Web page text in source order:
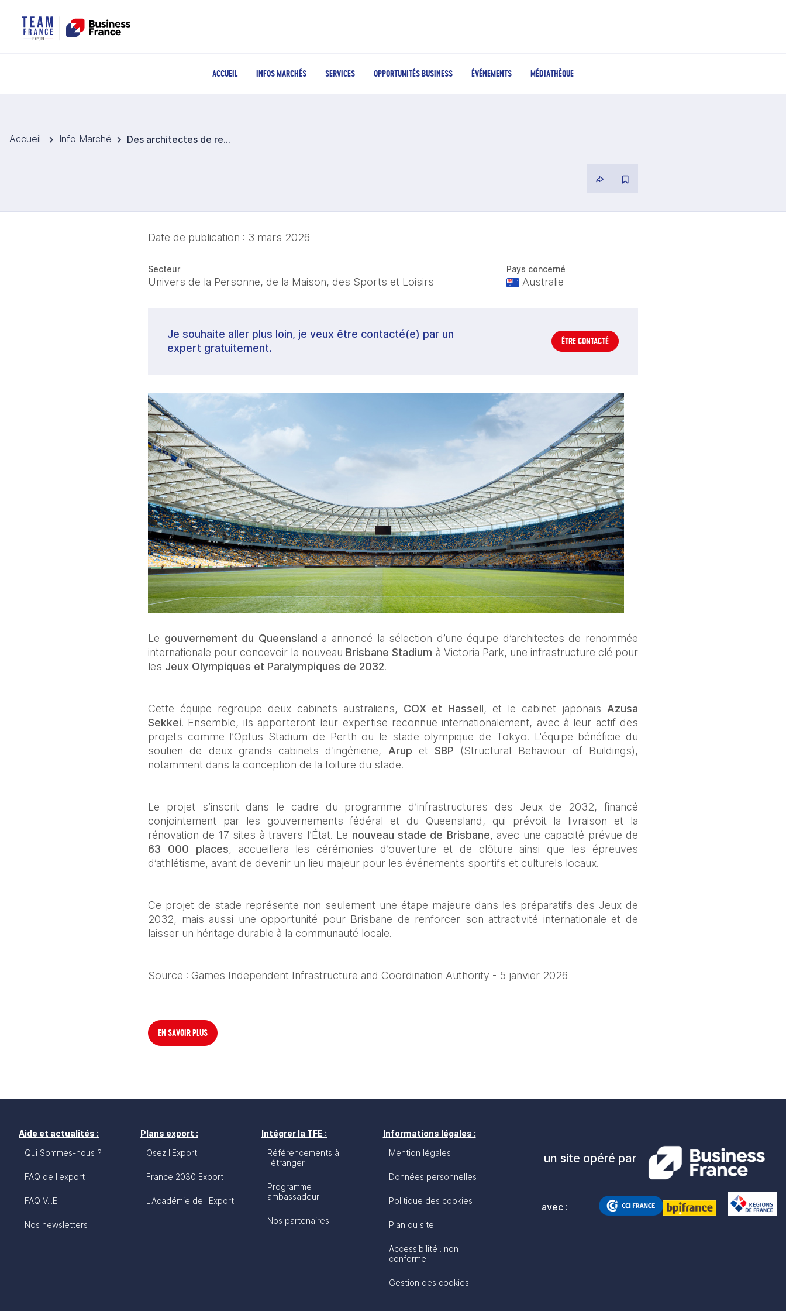
ACCUEIL INFOS MARCHÉS SERVICES OPPORTUNITÉS BUSINESS ÉVÉNEMENTS MÉDIATHÈQUE
Accueil Info Marché Des architectes de renommée internationale choisis pour le Brisbane Stadium
Date de publication : 3 mars 2026
Secteur
Univers de la Personne, de la Maison, des Sports et Loisirs
Pays concerné
Australie
Je souhaite aller plus loin, je veux être contacté(e) par un
expert gratuitement.
ÊTRE CONTACTÉ
Le gouvernement du Queensland a annoncé la sélection d’une équipe d’architectes de renommée
internationale pour concevoir le nouveau Brisbane Stadium à Victoria Park, une infrastructure clé pour
les Jeux Olympiques et Paralympiques de 2032.
Cette équipe regroupe deux cabinets australiens, COX et Hassell, et le cabinet japonais Azusa
Sekkei. Ensemble, ils apporteront leur expertise reconnue internationalement, avec à leur actif des
projets comme l’Optus Stadium de Perth ou le stade olympique de Tokyo. L'équipe bénéficie du
soutien de deux grands cabinets d'ingénierie, Arup et SBP (Structural Behaviour of Buildings),
notamment dans la conception de la toiture du stade.
Le projet s’inscrit dans le cadre du programme d’infrastructures des Jeux de 2032, financé
conjointement par les gouvernements fédéral et du Queensland, qui prévoit la livraison et la
rénovation de 17 sites à travers l’État. Le nouveau stade de Brisbane
63 000 places, accueillera les cérémonies d’ouverture et de clôture ainsi que les épreuves
d’athlétisme, avant de devenir un lieu majeur pour les événements sportifs et culturels locaux.
Ce projet de stade représente non seulement une étape majeure dans les préparatifs des Jeux de
2032, mais aussi une opportunité pour Brisbane de renforcer son attractivité internationale et de
laisser un héritage durable à la communauté locale.
Source : Games Independent Infrastructure and Coordination Authority - 5 janvier 2026
EN SAVOIR PLUS
Aide et actualités :
Qui Sommes-nous ?
FAQ de l'export
FAQ V.I.E
Nos newsletters
Plans export :
Osez l'Export
France 2030 Export
L'Académie de l'Export
Intégrer la TFE :
Référencements à
l'étranger
Programme
ambassadeur
Nos partenaires
Informations légales :
Mention légales
Données personnelles
Politique des cookies
Plan du site
Accessibilité : non
conforme
Gestion des cookies
un site opéré par
avec :